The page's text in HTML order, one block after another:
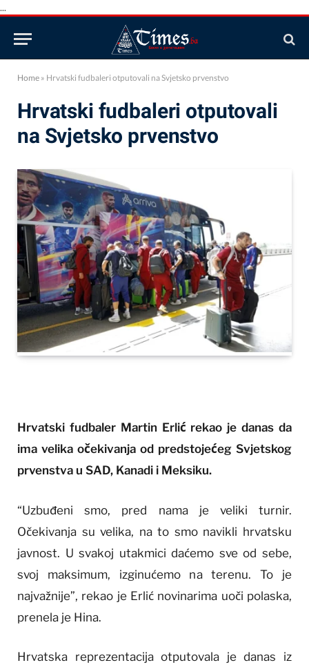
...
Home » Hrvatski fudbaleri otputovali na Svjetsko prvenstvo
Hrvatski fudbaleri otputovali
na Svjetsko prvenstvo
Hrvatski fudbaler Martin Erlić rekao je danas da
ima velika očekivanja od predstojećeg Svjetskog
prvenstva u SAD, Kanadi i Meksiku.
“Uzbuđeni smo, pred nama je veliki turnir.
Očekivanja su velika, na to smo navikli hrvatsku
javnost. U svakoj utakmici daćemo sve od sebe,
svoj maksimum, izginućemo na terenu. To je
najvažnije”, rekao je Erlić novinarima uoči polaska,
prenela je Hina.
Hrvatska reprezentacija otputovala je danas iz